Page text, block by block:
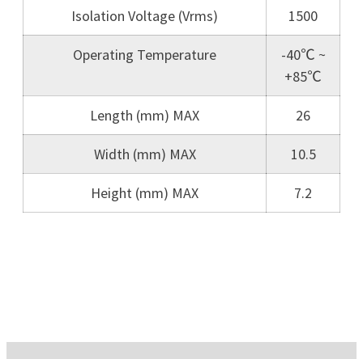
Isolation Voltage (Vrms) 1500
Operating Temperature
-40℃ ~
+85℃
Length (mm) MAX 26
Width (mm) MAX 10.5
Height (mm) MAX 7.2